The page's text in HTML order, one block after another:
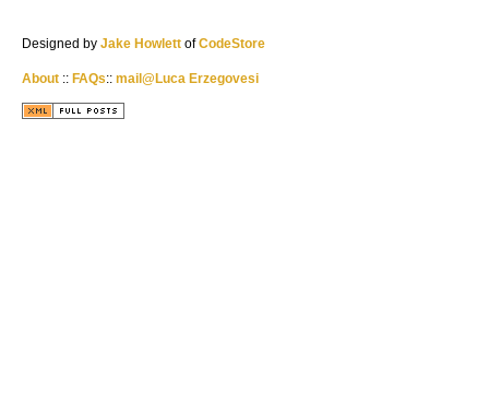
Designed by Jake Howlett ofCodeStore
About :: FAQs:: mail@Luca Erzegovesi